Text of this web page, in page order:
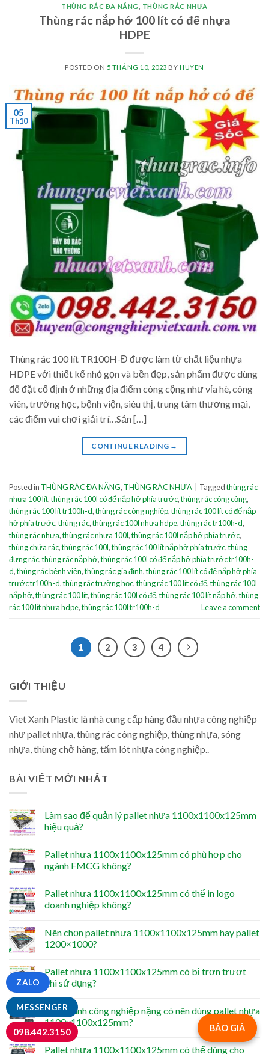
THÙNG RÁC ĐA NĂNG THÙNG RÁC NHỰA
Thùng rác nắp hớ 100 lít có đế nhựa
HDPE
POSTED ON 5 THÁNG 10, 2023 BY HUYEN
05
Th10
Thùng rác 100 lít TR100H-Đ được làm từ chất liệu nhựa
HDPE với thiết kế nhỏ gọn và bền đẹp, sản phẩm được dùng
để đặt cố định ở những địa điểm công cộng như vỉa hè, công
viên, trường học, bệnh viện, siêu thị, trung tâm thương mại,
các điểm vui chơi giải trí…Sản […]
CONTINUE READING →
Posted in THÙNG RÁC ĐA NĂNG, THÙNG RÁC NHỰA Taggedthùng rác
nhựa 100 lít,thùng rác 100l có đế nắp hở phía trước,thùng rác công cộng,
thùng rác 100 lít tr100h-d,thùng rác công nghiệp,thùng rác 100 lít có đế nắp
hở phía trước,thùng rác,thùng rác 100l nhựa hdpe,thùng rác tr100h-d,
thùng rác nhựa,thùng rác nhựa 100l,thùng rác 100l nắp hở phía trước,
thùng chứa rác,thùng rác 100l,thùng rác 100 lít nắp hở phía trước,thùng
đựng rác,thùng rác nắp hở,thùng rác 100l có đế nắp hở phía trước tr100h-
d,thùng rác bệnh viện,thùng rác gia đình,thùng rác 100 lít có đế nắp hở phía
trước tr100h-d,thùng rác trường học,thùng rác 100 lít có đế,thùng rác 100l
nắp hở,thùng rác 100 lít,thùng rác 100l có đế,thùng rác 100 lít nắp hở,thùng
rác 100 lít nhựa hdpe,thùng rác 100l tr100h-d Leave a comment
1 2 3 4
GIỚI THIỆU
Viet Xanh Plastic là nhà cung cấp hàng đầu nhựa công nghiệp
như pallet nhựa, thùng rác công nghiệp, thùng nhựa, sóng
nhựa, thùng chở hàng, tấm lót nhựa công nghiệp..
BÀI VIẾT MỚI NHẤT
Làm sao để quản lý pallet nhựa 1100x1100x125mm
hiệu quả?
Pallet nhựa 1100x1100x125mm có phù hợp cho
ngành FMCG không?
Pallet nhựa 1100x1100x125mm có thể in logo
doanh nghiệp không?
Nên chọn pallet nhựa 1100x1100x125mm hay pallet
1200×1000?
Pallet nhựa 1100x1100x125mm có bị trơn trượt
khi sử dụng?
Các ngành công nghiệp nặng có nên dùng pallet nhựa
1100x1100x125mm?
Pallet nhựa 1100x1100x125mm có thể dùng cho
BÁO GIÁ
MESSENGER
ZALO
098.442.3150